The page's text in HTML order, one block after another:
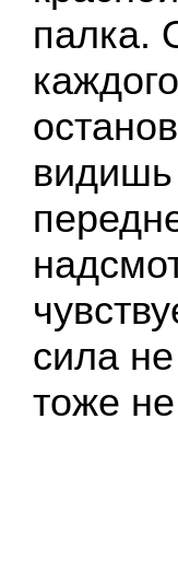
палка.
видишь
сила
тоже